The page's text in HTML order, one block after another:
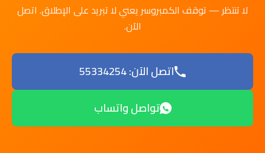
لا تنتظر — توقف الكمبروسر يعني لا تبريد على الإطلاق. اتصل
الآن.
اتصل الآن: 55334254
تواصل واتساب